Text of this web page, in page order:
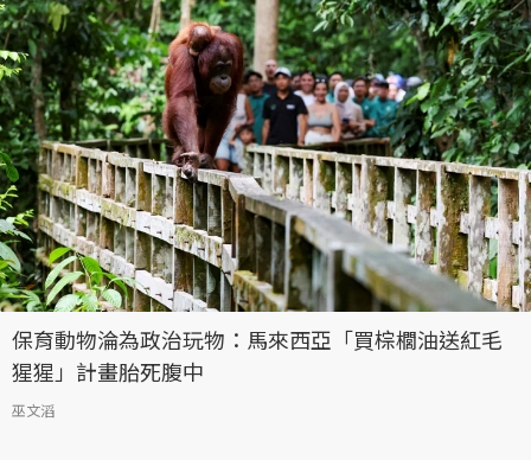
保育動物淪為政治玩物：馬來西亞「買棕櫚油送紅毛
猩猩」計畫胎死腹中
巫文滔